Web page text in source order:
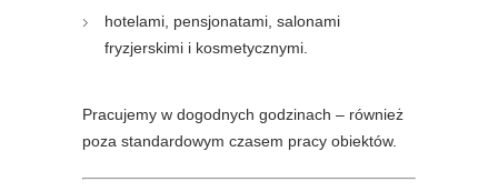
hotelami, pensjonatami, salonami
fryzjerskimi i kosmetycznymi.
Pracujemy w dogodnych godzinach – również
poza standardowym czasem pracy obiektów.